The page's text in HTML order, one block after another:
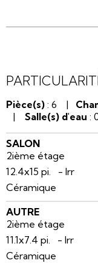
Pièce(s) : 6 |
|
Salle(s) d'eau :
SALON
2ième étage
12.4x15 pi. - Irr
Céramique
AUTRE
2ième étage
11.1x7.4 pi. - Irr
Céramique